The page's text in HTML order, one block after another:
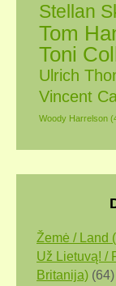
Stellan
Tom
Toni
Ulrich
Vincent
Woody Harrelson
Žemė / Land
Už Lietuvą! /
Britanija) (64)